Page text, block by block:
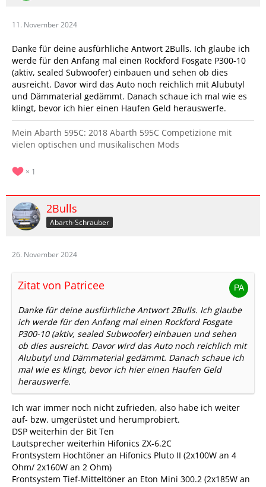
11. November 2024
Danke für deine ausfürhliche Antwort 2Bulls. Ich glaube ich
werde für den Anfang mal einen Rockford Fosgate P300-10
(aktiv, sealed Subwoofer) einbauen und sehen ob dies
ausreicht. Davor wird das Auto noch reichlich mit Alubutyl
und Dämmaterial gedämmt. Danach schaue ich mal wie es
klingt, bevor ich hier einen Haufen Geld herauswerfe.
Mein Abarth 595C: 2018 Abarth 595C Competizione mit
vielen optischen und musikalischen Mods
1
2Bulls
Abarth-Schrauber
26. November 2024
Zitat von Patricee
Danke für deine ausfürhliche Antwort 2Bulls. Ich glaube
ich werde für den Anfang mal einen Rockford Fosgate
P300-10 (aktiv, sealed Subwoofer) einbauen und sehen
ob dies ausreicht. Davor wird das Auto noch reichlich mit
Alubutyl und Dämmaterial gedämmt. Danach schaue ich
mal wie es klingt, bevor ich hier einen Haufen Geld
herauswerfe.
Ich war immer noch nicht zufrieden, also habe ich weiter
auf- bzw. umgerüstet und herumprobiert.
DSP weiterhin der Bit Ten
Lautsprecher weiterhin Hifonics ZX-6.2C
Frontsystem Hochtöner an Hifonics Pluto II (2x100W an 4
Ohm/ 2x160W an 2 Ohm)
Frontsystem Tief-Mitteltöner an Eton Mini 300.2 (2x185W an